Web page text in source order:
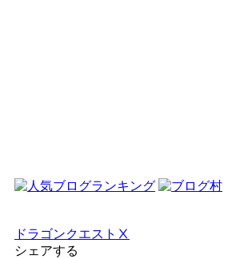
ドラゴンクエストⅩ
シェアする